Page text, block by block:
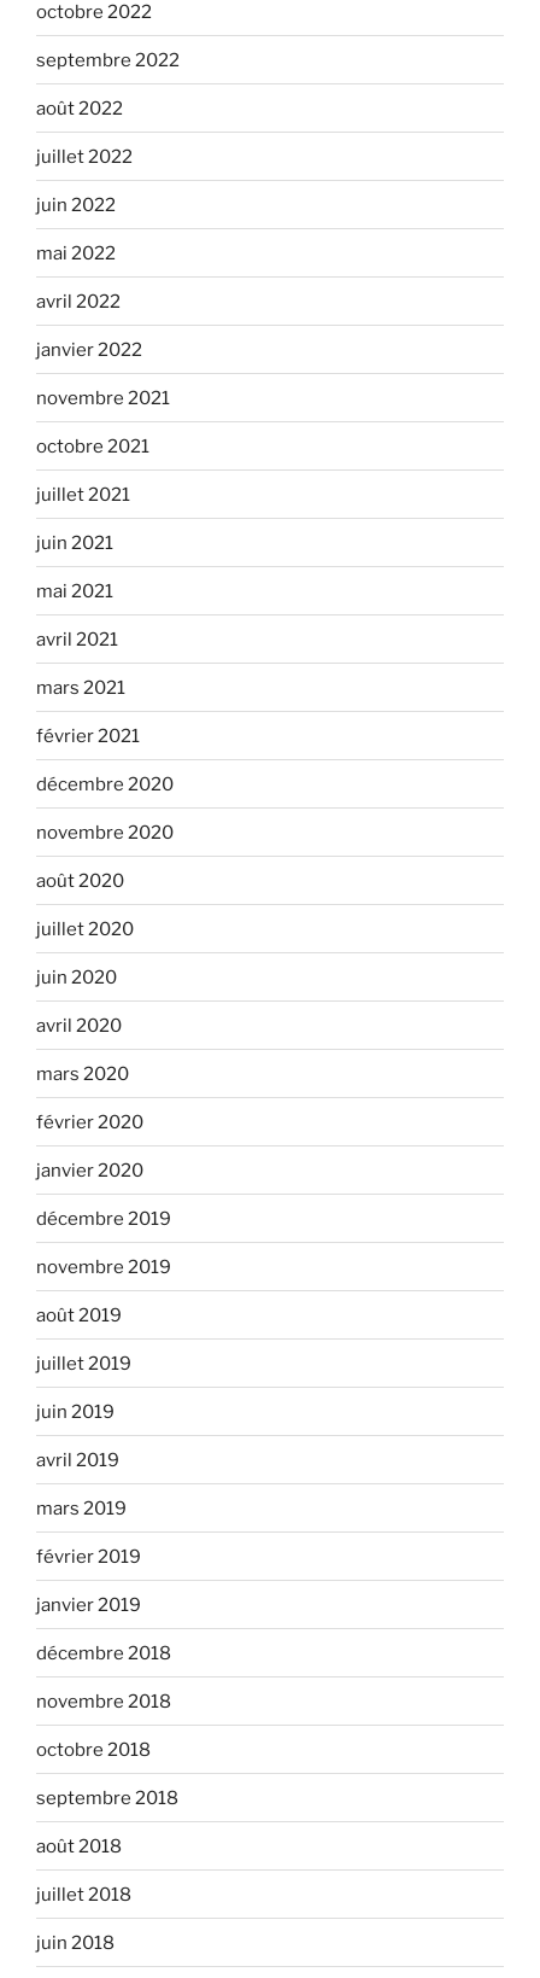
octobre 2022
septembre 2022
août 2022
juillet 2022
juin 2022
mai 2022
avril 2022
janvier 2022
novembre 2021
octobre 2021
juillet 2021
juin 2021
mai 2021
avril 2021
mars 2021
février 2021
décembre 2020
novembre 2020
août 2020
juillet 2020
juin 2020
avril 2020
mars 2020
février 2020
janvier 2020
décembre 2019
novembre 2019
août 2019
juillet 2019
juin 2019
avril 2019
mars 2019
février 2019
janvier 2019
décembre 2018
novembre 2018
octobre 2018
septembre 2018
août 2018
juillet 2018
juin 2018